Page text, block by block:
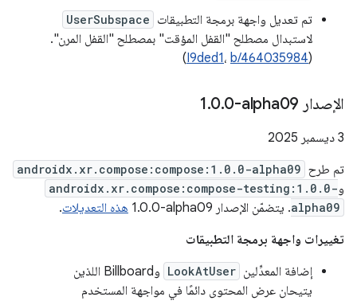
تم تعديل واجهة برمجة التطبيقات UserSubspace
لاستبدال مصطلح "القفل المؤقت" بمصطلح "القفل المرن".
(
I9ded1، b/464035984
)
الإصدار ‎1 .0.0-alpha09
‫3 ديسمبر 2025
تم طرح androidx.xr.compose:compose:1.0.0-alpha09
وandroidx.xr.compose:compose-testing:1.0.0-
alpha09. يتضمّن الإصدار ‎1.0.0-alpha09 هذه التعديلات.
تغييرات واجهة برمجة التطبيقات
إضافة المعدِّلين LookAtUser
وBillboard اللذين
يتيحان عرض المحتوى دائمًا في مواجهة المستخدم